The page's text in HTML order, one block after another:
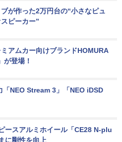
が作った2万円台の“小さなピュ
ピーカー”
アムカー向けブランドHOMURA
が登場！
NEO Stream 3」「NEO iDSD
ースアルミホイール「CE28 N-plu
に剛性を向上